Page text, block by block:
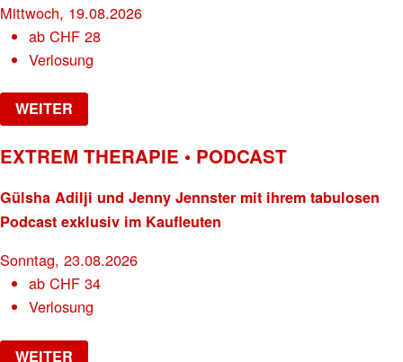
Mittwoch, 19.08.2026
abCHF 28
Verlosung
WEITER
EXTREM THERAPIE • PODCAST
Gülsha Adilji und Jenny Jennster mit ihrem tabulosen
Podcast exklusiv im Kaufleuten
Sonntag, 23.08.2026
abCHF 34
Verlosung
WEITER